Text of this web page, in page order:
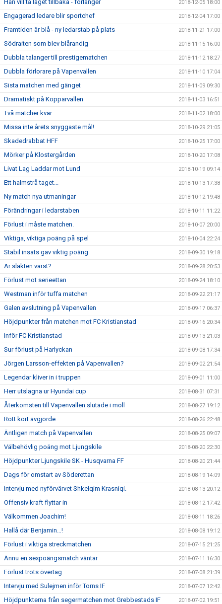
Han vill ta laget tillbaka - förlänger 2018-12-05 18:00
Engagerad ledare blir sportchef 2018-12-04 17:00
Framtiden är blå - ny ledarstab på plats 2018-11-21 17:00
Södraiten som blev blårandig 2018-11-15 16:00
Dubbla talanger till prestigematchen 2018-11-12 18:27
Dubbla förlorare på Vapenvallen 2018-11-10 17:04
Sista matchen med gänget 2018-11-09 09:30
Dramatiskt på Kopparvallen 2018-11-03 16:51
Två matcher kvar 2018-11-02 18:00
Missa inte årets snyggaste mål! 2018-10-29 21:05
Skadedrabbat HFF 2018-10-25 17:00
Mörker på Klostergården 2018-10-20 17:08
Livat Lag Laddar mot Lund 2018-10-19 09:14
Ett halmstrå taget... 2018-10-13 17:38
Ny match nya utmaningar 2018-10-12 19:48
Förändringar i ledarstaben 2018-10-11 11:22
Förlust i måste matchen. 2018-10-07 20:00
Viktiga, viktiga poäng på spel 2018-10-04 22:24
Stabil insats gav viktig poäng 2018-09-30 19:18
Är släkten värst? 2018-09-28 20:53
Förlust mot serieettan 2018-09-24 18:10
Westman inför tuffa matchen 2018-09-22 21:17
Galen avslutning på Vapenvallen 2018-09-17 06:37
Höjdpunkter från matchen mot FC Kristianstad 2018-09-16 20:34
Inför FC Kristianstad 2018-09-13 21:03
Sur förlust på Harlyckan 2018-09-08 17:34
Jörgen Larsson-effekten på Vapenvallen? 2018-09-02 21:54
Legendar kliver in i truppen 2018-09-01 11:00
Herr utslagna ur Hyundai cup 2018-08-31 07:31
Återkomsten till Vapenvallen slutade i moll 2018-08-27 19:12
Rött kort avgjorde 2018-08-26 22:48
Äntligen match på Vapenvallen 2018-08-25 09:07
Välbehövlig poäng mot Ljungskile 2018-08-20 22:30
Höjdpunkter Ljungskile SK - Husqvarna FF 2018-08-20 21:44
Dags för omstart av Söderettan 2018-08-19 14:09
Intervju med nyförvärvet Shkelqim Krasniqi. 2018-08-13 20:12
Offensiv kraft flyttar in 2018-08-12 17:42
Välkommen Joachim! 2018-08-11 18:26
Hallå där Benjamin…! 2018-08-08 19:12
Förlust i viktiga streckmatchen 2018-07-15 21:25
Ännu en sexpoängsmatch väntar 2018-07-11 16:30
Förlust trots övertag 2018-07-08 21:39
Intervju med Sulejmen inför Torns IF 2018-07-07 12:42
Höjdpunkterna från segermatchen mot Grebbestads IF 2018-07-02 19:51